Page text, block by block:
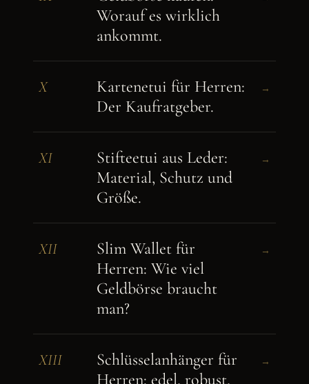
Worauf es wirklich
ankommt.
X
Kartenetui für Herren:
Der Kaufratgeber.
→
XI
Stifteetui aus Leder:
Material, Schutz und
Größe.
→
XII
Slim Wallet für
Herren: Wie viel
Geldbörse braucht
man?
→
XIII
Schlüsselanhänger für
Herren: edel, robust,
→